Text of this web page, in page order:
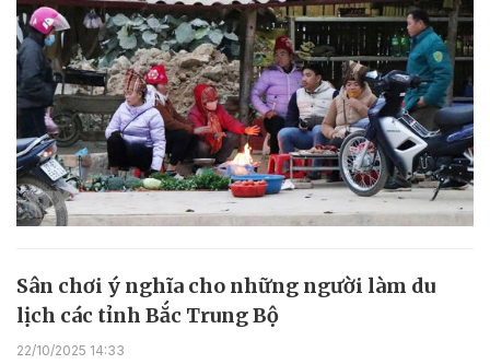
Sân chơi ý nghĩa cho những người làm du
lịch các tỉnh Bắc Trung Bộ
22/10/2025 14:33